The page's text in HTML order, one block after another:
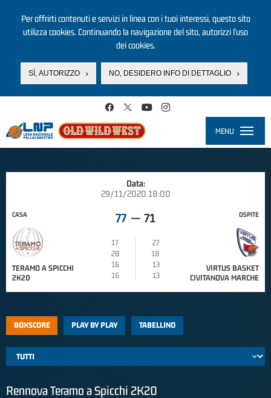
Per offrirti contenuti e servizi in linea con i tuoi interessi, questo sito
utilizza cookies. Continuando la navigazione del sito, autorizzi l’uso
dei cookies.
SÌ, AUTORIZZO NO, DESIDERO INFO DI DETTAGLIO
MENU
Data:
29/11/2020 18:00
CASA
TERAMO A SPICCHI
2K20
77 — 71
17
27
28
18
16
13
16
13
OSPITE
VIRTUS BASKET
CIVITANOVA MARCHE
BOXSCORE PLAY BY PLAY TABELLINO
Rennova Teramo a Spicchi 2K20